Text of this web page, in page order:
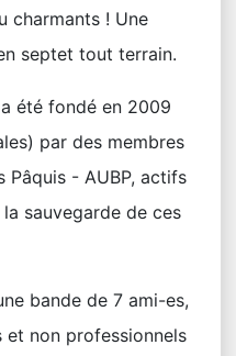
charmants ! Une
septet tout terrain.
a été fondé en 2009
par des membres
Pâquis - AUBP, actifs
sauvegarde de ces
bande de 7 ami-es,
et non professionnels